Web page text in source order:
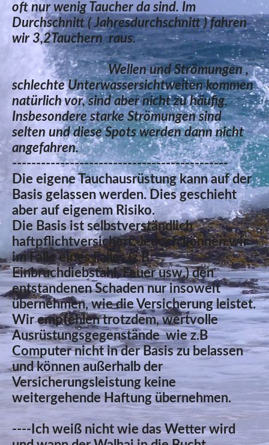
oft nur wenig Taucher da sind. Im
Durchschnitt ( Jahresdurchschnitt ) fahren
wir 3,2Tauchernraus.
Wellen und Strömungen ,
schlechte Unterwassersichtweiten kommen
natürlich vor, sind aber nicht zu häufig.
Insbesondere starke Strömungen sind
selten und diese Spots werden dann nicht
angefahren.
---------------------------------------------
Die eigene Tauchausrüstung kann auf der
Basis gelassen werden. Dies geschieht
aber auf eigenem Risiko.
Die Basis ist selbstverständlich
haftpflichtversichert. Jedoch können wir
im Falle eines Falles (z.B
Einbruchdiebstahl, Feuer usw.) den
entstandenen Schaden nur insoweit
übernehmen, wie die Versicherung leistet.
Wir empfehlen trotzdem, wertvolle
Ausrüstungsgegenstände wie z.B
Computer nicht in der Basis zu belassen
und können außerhalb der
Versicherungsleistung keine
weitergehende Haftung übernehmen.
----Ich weiß nicht wie das Wetter wird